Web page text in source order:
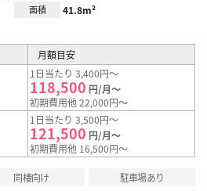
面積 41.8m²
月額目安
1日当たり 3,400円～
118,500 円/月～
初期費用他 22,000円～
1日当たり 3,500円～
121,500 円/月～
初期費用他 16,500円～
同棲向け
駐車場あり